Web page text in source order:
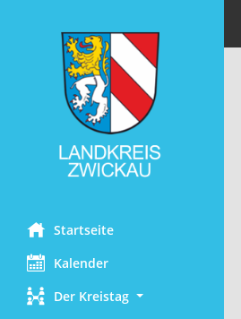
Startseite
Kalender
Der Kreistag